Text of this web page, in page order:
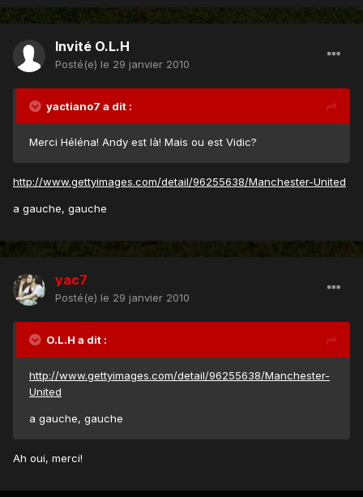
Invité O.L.H
Posté(e) le 29 janvier 2010
yactiano7 a dit :
Merci Héléna! Andy est là! Mais ou est Vidic?
http://www.gettyimages.com/detail/96255638/Manchester-United
a gauche, gauche
yac7
Posté(e) le 29 janvier 2010
O.L.H a dit :
http://www.gettyimages.com/detail/96255638/Manchester-
United
a gauche, gauche
Ah oui, merci!